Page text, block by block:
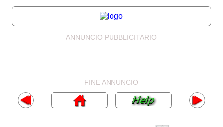
ANNUNCIO PUBBLICITARIO
FINE ANNUNCIO